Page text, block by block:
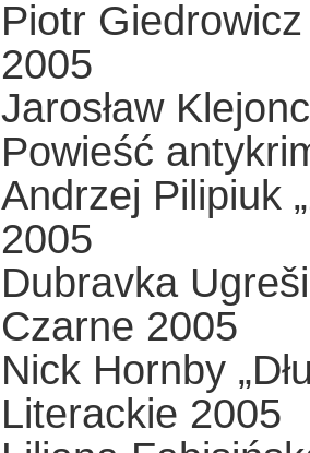
Piotr
2005
Jarosław
Powieść
Andrzej Pilipiuk
2005
Dubravka
Czarne 2005
Nick Hornby
Literackie 2005